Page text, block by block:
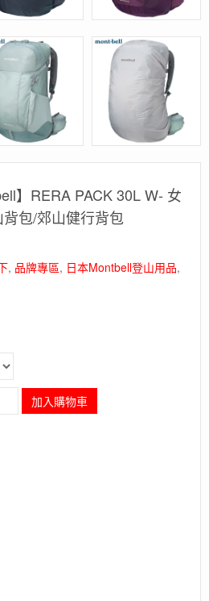
】RERA PACK 30L W- 女
包/郊山健行背包
, 品牌專區, 日本Montbell登山用品,
加入購物車